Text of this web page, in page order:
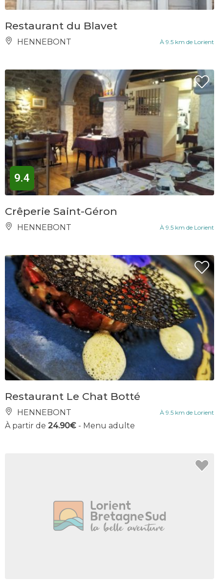
Restaurant du Blavet
HENNEBONT À 9.5 km de Lorient
9.4
Crêperie Saint-Géron
HENNEBONT À 9.5 km de Lorient
Restaurant Le Chat Botté
HENNEBONT À 9.5 km de Lorient
À partir de 24.90€ - Menu adulte